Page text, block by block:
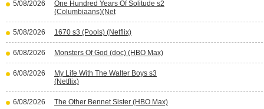
5/08/2026
One Hundred Years Of Solitude s2
(Columbiaans)(Net
5/08/2026 1670 s3 (Pools) (Netflix)
6/08/2026 Monsters Of God (doc) (HBO Max)
6/08/2026
My Life With The Walter Boys s3
(Netflix)
6/08/2026 The Other Bennet Sister (HBO Max)